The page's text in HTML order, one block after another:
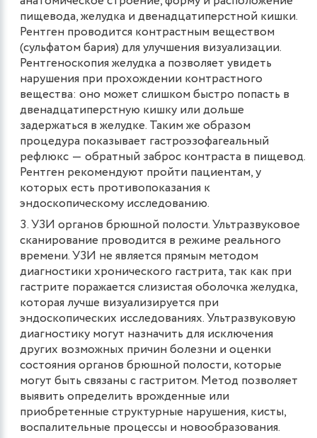
пищевода, желудка и двенадцатиперстной кишки.
Рентген проводится контрастным веществом
(сульфатом бария) для улучшения визуализации.
Рентгеноскопия желудка а позволяет увидеть
нарушения при прохождении контрастного
вещества: оно может слишком быстро попасть в
двенадцатиперстную кишку или дольше
задержаться в желудке. Таким же образом
процедура показывает гастроэзофагеальный
рефлюкс ― обратный заброс контраста в пищевод.
Рентген рекомендуют пройти пациентам, у
которых есть противопоказания к
эндоскопическому исследованию.
УЗИ органов брюшной полости. Ультразвуковое
сканирование проводится в режиме реального
времени. УЗИ не является прямым методом
диагностики хронического гастрита, так как при
гастрите поражается слизистая оболочка желудка,
которая лучше визуализируется при
эндоскопических исследованиях. Ультразвуковую
диагностику могут назначить для исключения
других возможных причин болезни и оценки
состояния органов брюшной полости, которые
могут быть связаны с гастритом. Метод позволяет
выявить определить врожденные или
приобретенные структурные нарушения, кисты,
воспалительные процессы и новообразования.